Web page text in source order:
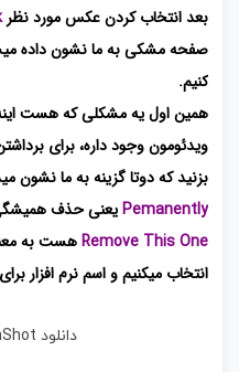
بعد انتخاب کردن عکس مورد نظر
صفحه مشکی به ما نشون داده
کنیم.
همین اول یه مشکلی که هست اینه
ویدئومون وجود داره، برای
بزنید که دوتا گزینه به ما نشون
Pemanentlyیعنی حذف همیشگی
Remove This Oneهست به
انتخاب میکنیم و اسم نرم افزار
دانلود InShot از گوگل پلی